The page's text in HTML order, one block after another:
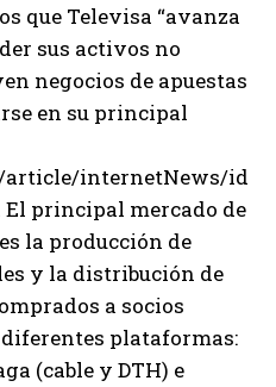
que Televisa “avanza
sus activos no
negocios de apuestas
en su principal
article/internetNews/id
El principal mercado de
la producción de
y la distribución de
a socios
plataformas:
(cable y DTH) e